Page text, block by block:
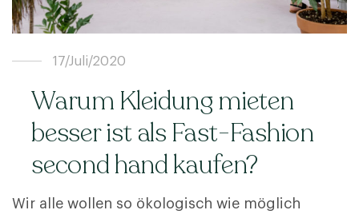
17/Juli/2020
Warum Kleidung mieten
besser ist als Fast-Fashion
second hand kaufen?
Wir alle wollen so ökologisch wie möglich